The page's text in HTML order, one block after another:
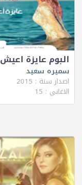
البوم عايزة اعيش
سميره سعيد
اصدار سنة : 2015
الاغاني : 15